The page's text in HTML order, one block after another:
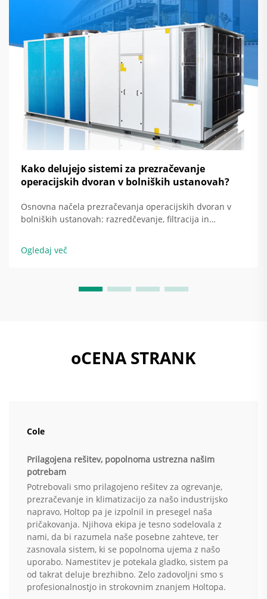
Kako delujejo sistemi za prezračevanje
operacijskih dvoran v bolniških ustanovah?
Osnovna načela prezračevanja operacijskih dvoran v
bolniških ustanovah: razredčevanje, filtracija in
operacijske dvorane v bolniških ustanovah zanašajo na
tri glavne pristope za ohranjanje kirurških mest brez
Ogledaj več
oCENA STRANK
Cole
Prilagojena rešitev, popolnoma ustrezna našim
potrebam
Potrebovali smo prilagojeno rešitev za ogrevanje,
prezračevanje in klimatizacijo za našo industrijsko
napravo, Holtop pa je izpolnil in presegel naša
pričakovanja. Njihova ekipa je tesno sodelovala z
nami, da bi razumela naše posebne zahteve, ter
zasnovala sistem, ki se popolnoma ujema z našo
uporabo. Namestitev je potekala gladko, sistem pa
od takrat deluje brezhibno. Zelo zadovoljni smo s
profesionalnostjo in strokovnim znanjem Holtopa.